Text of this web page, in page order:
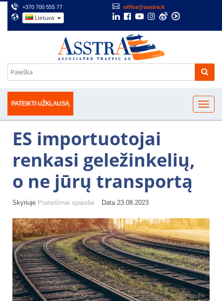
+370 700 555 77 office@asstra.lt
Lietuva
PATEIKTI UŽKLAUSĄ
ES importuotojai
renkasi geležinkelių,
o ne jūrų transportą
Skyriuje Pranešimai spaudai Data 23.08.2023